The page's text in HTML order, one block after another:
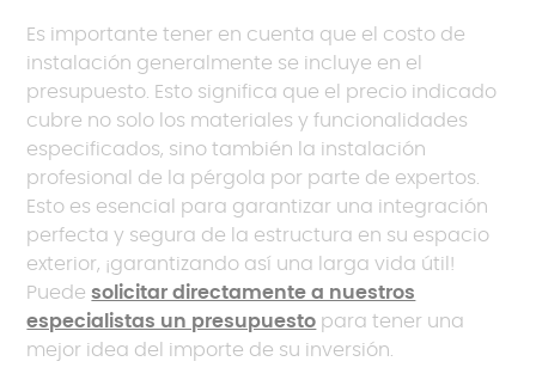
Es importante tener en cuenta que el costo de
instalación generalmente se incluye en el
presupuesto. Esto significa que el precio indicado
cubre no solo los materiales y funcionalidades
especificados, sino también la instalación
profesional de la pérgola por parte de expertos.
Esto es esencial para garantizar una integración
perfecta y segura de la estructura en su espacio
exterior, ¡garantizando así una larga vida útil!
Puedesolicitar directamente a nuestros
especialistas un presupuesto para tener una
mejor idea del importe de su inversión.